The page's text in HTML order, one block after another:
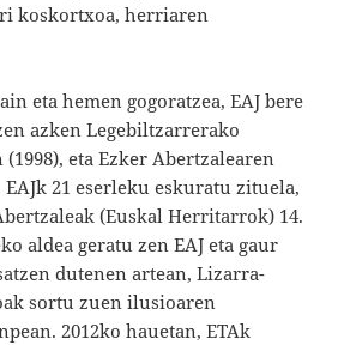
koskortxoa, herriaren
eta hemen gogoratzea, EAJ bere
azken Legebiltzarrerako
eta Ezker Abertzalearen
21 eserleku eskuratu zituela,
(Euskal Herritarrok) 14.
aldea geratu zen EAJ eta gaur
dutenen artean, Lizarra-
sortu zuen ilusioaren
2012ko hauetan, ETAk